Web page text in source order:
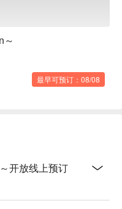
这里有生啤酒只要299日
圆起！这么佛心的价格，
句点。
不绝口，其中最常被提
大家都很惊讶用这么实
难怪能让顾客每次来都
吃得过瘾又不伤荷包，
～
最早可预订：08/08
开放线上预订